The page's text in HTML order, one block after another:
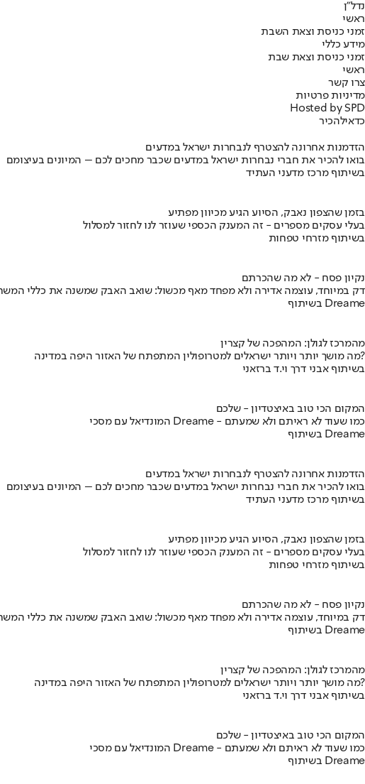
נדל"ן
ראשי
זמני כניסת וצאת השבת
מידע כללי
זמני כניסת וצאת שבת
ראשי
צרו קשר
מדיניות פרטיות
Hosted by SPD
כדאילהכיר
הזדמנות אחרונה להצטרף לנבחרות ישראל במדעים
בואו להכיר את חברי נבחרות ישראל במדעים שכבר מחכים לכם – המיונים בעיצומם
בשיתוף מרכז מדעני העתיד
בזמן שהצפון נאבק, הסיוע הגיע מכיוון מפתיע
בעלי עסקים מספרים - זה המענק הכספי שעוזר לנו לחזור למסלול
בשיתוף מזרחי טפחות
נקיון פסח - לא מה שהכרתם
דק במיוחד, עוצמה אדירה ולא מפחד מאף מכשול: שואב האבק שמשנה את כללי
בשיתוף Dreame
מהמרכז לגולן: המהפכה של קצרין
מה מושך יותר ויותר ישראלים למטרופולין המתפתח של האזור היפה במדינה?
בשיתוף אבני דרך וי.ד ברזאני
המקום הכי טוב באיצטדיון - שלכם
המונדיאל עם מסכי Dreame - כמו שעוד לא ראיתם ולא שמעתם
בשיתוף Dreame
הזדמנות אחרונה להצטרף לנבחרות ישראל במדעים
בואו להכיר את חברי נבחרות ישראל במדעים שכבר מחכים לכם – המיונים בעיצומם
בשיתוף מרכז מדעני העתיד
בזמן שהצפון נאבק, הסיוע הגיע מכיוון מפתיע
בעלי עסקים מספרים - זה המענק הכספי שעוזר לנו לחזור למסלול
בשיתוף מזרחי טפחות
נקיון פסח - לא מה שהכרתם
דק במיוחד, עוצמה אדירה ולא מפחד מאף מכשול: שואב האבק שמשנה את כללי
בשיתוף Dreame
מהמרכז לגולן: המהפכה של קצרין
מה מושך יותר ויותר ישראלים למטרופולין המתפתח של האזור היפה במדינה?
בשיתוף אבני דרך וי.ד ברזאני
המקום הכי טוב באיצטדיון - שלכם
המונדיאל עם מסכי Dreame - כמו שעוד לא ראיתם ולא שמעתם
בשיתוף Dreame